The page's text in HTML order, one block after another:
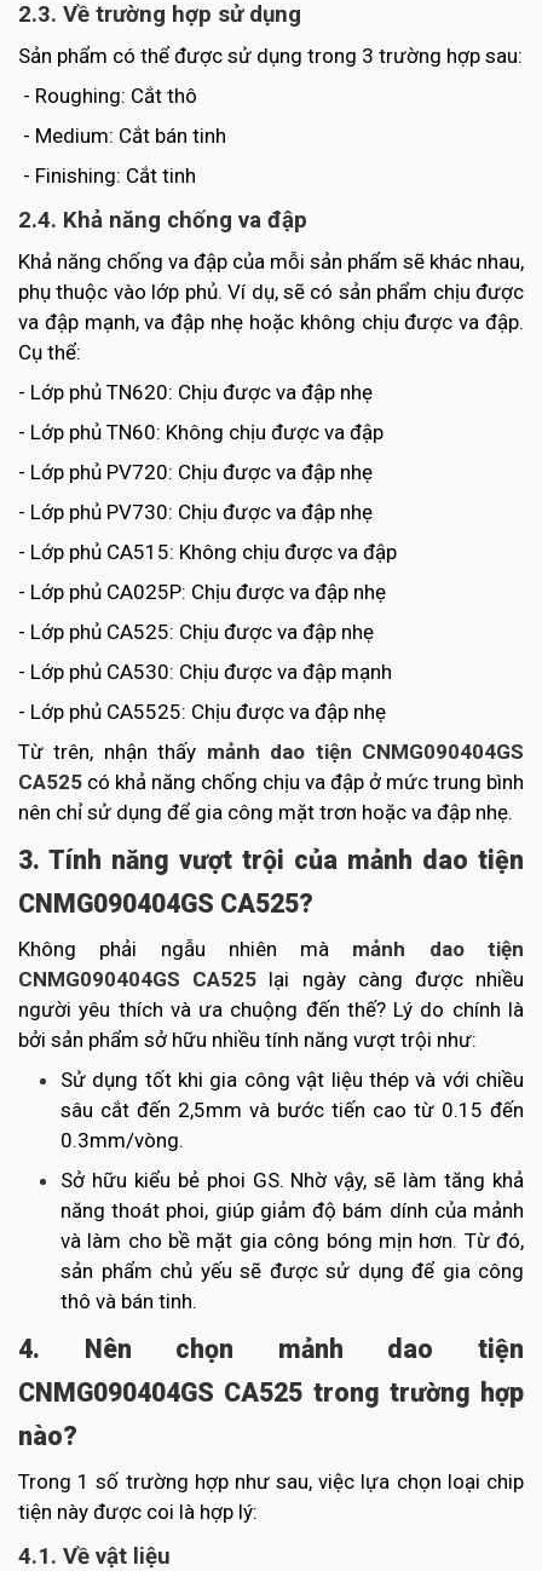
2.3. Về trường hợp sử dụng
Sản phẩm có thể được sử dụng trong 3 trường hợp sau:
- Roughing: Cắt thô
- Medium: Cắt bán tinh
- Finishing: Cắt tinh
2.4. Khả năng chống va đập
Khả năng chống va đập của mỗi sản phẩm sẽ khác nhau,
phụ thuộc vào lớp phủ. Ví dụ, sẽ có sản phẩm chịu được
va đập mạnh, va đập nhẹ hoặc không chịu được va đập.
Cụ thể:
- Lớp phủ TN620: Chịu được va đập nhẹ
- Lớp phủ TN60: Không chịu được va đập
- Lớp phủ PV720: Chịu được va đập nhẹ
- Lớp phủ PV730: Chịu được va đập nhẹ
- Lớp phủ CA515: Không chịu được va đập
- Lớp phủ CA025P: Chịu được va đập nhẹ
- Lớp phủ CA525: Chịu được va đập nhẹ
- Lớp phủ CA530: Chịu được va đập mạnh
- Lớp phủ CA5525: Chịu được va đập nhẹ
Từ trên, nhận thấy mảnh dao tiện CNMG090404GS
CA525 có khả năng chống chịu va đập ở mức trung bình
nên chỉ sử dụng để gia công mặt trơn hoặc va đập nhẹ.
3. Tính năng vượt trội của mảnh dao tiện
CNMG090404GS CA525?
Không phải ngẫu nhiên mà mảnh dao tiện
CNMG090404GS CA525 lại ngày càng được nhiều
người yêu thích và ưa chuộng đến thế? Lý do chính là
bởi sản phẩm sở hữu nhiều tính năng vượt trội như:
Sử dụng tốt khi gia công vật liệu thép và với chiều
sâu cắt đến 2,5mm và bước tiến cao từ 0.15 đến
0.3mm/vòng.
Sở hữu kiểu bẻ phoi GS. Nhờ vậy, sẽ làm tăng khả
năng thoát phoi, giúp giảm độ bám dính của mảnh
và làm cho bề mặt gia công bóng mịn hơn. Từ đó,
sản phẩm chủ yếu sẽ được sử dụng để gia công
thô và bán tinh.
4. Nên chọn mảnh dao tiện
CNMG090404GS CA525 trong trường hợp
nào?
Trong 1 số trường hợp như sau, việc lựa chọn loại chip
tiện này được coi là hợp lý:
4.1. Về vật liệu